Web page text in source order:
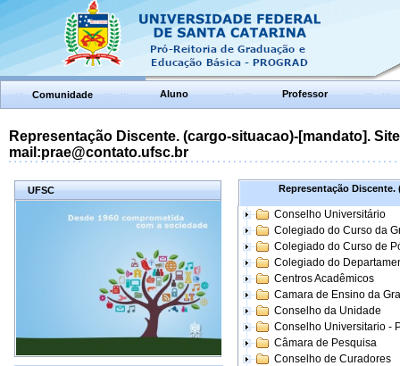
Comunidade Aluno Professor
Representação Discente. (cargo-situacao)-[mandato].
mail:prae@contato.ufsc.br
UFSC Representação Discente.
Conselho Universitário
Colegiado do Curso da
Colegiado do Curso de
Colegiado do
Centros Acadêmicos
Camara de Ensino da
Conselho da Unidade
Conselho Universitario -
Câmara de Pesquisa
Conselho de Curadores